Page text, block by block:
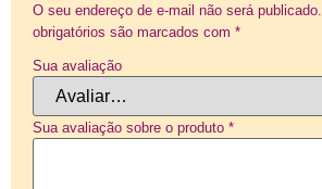
O seu endereço de e-mail não será publicado.
obrigatórios são marcados com *
Sua avaliação
Sua avaliação sobre o produto *